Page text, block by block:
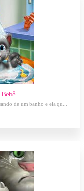
de um banho e ela qu...